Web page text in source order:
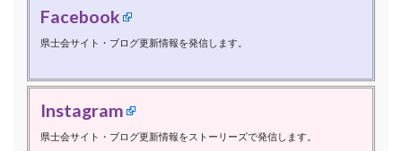
Facebook
県士会サイト・ブログ更新情報を発信します。
Instagram
県士会サイト・ブログ更新情報をストーリーズで発信します。